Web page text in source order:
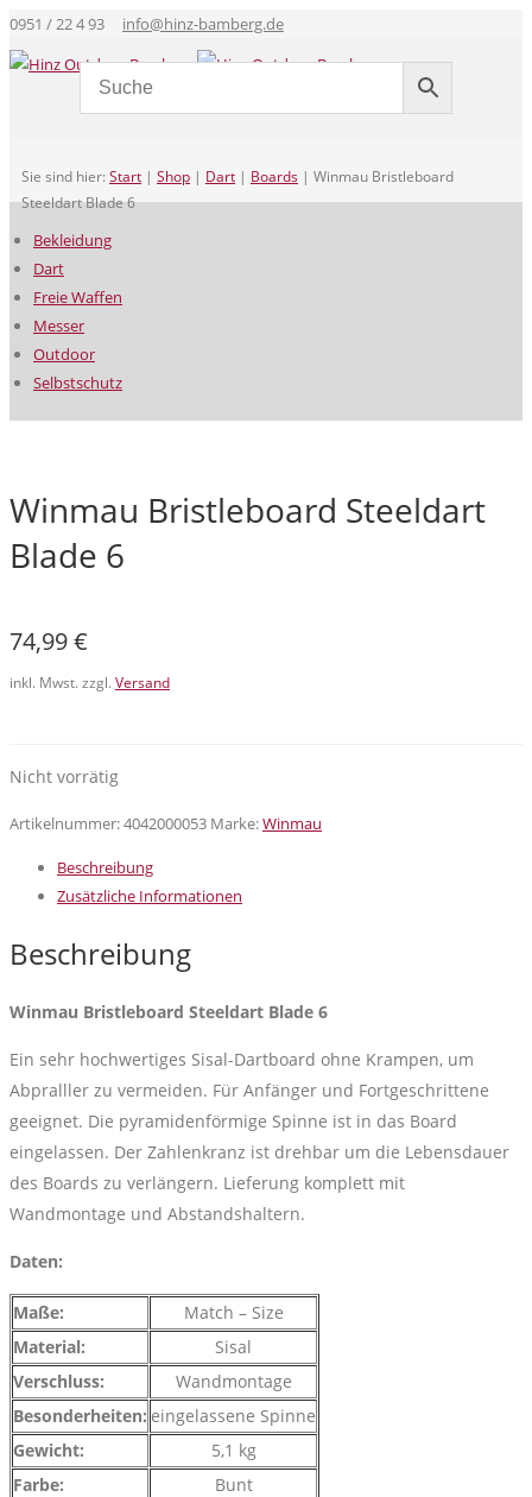
0951 / 22 4 93 info@hinz-bamberg.de
Sie sind hier: Start | Shop | Dart | Boards | Winmau Bristleboard
Steeldart Blade 6
Bekleidung
Dart
Freie Waffen
Messer
Outdoor
Selbstschutz
Winmau Bristleboard Steeldart
Blade 6
74,99€
inkl. Mwst. zzgl. Versand
Nicht vorrätig
Artikelnummer:4042000053 Marke:Winmau
Beschreibung
Zusätzliche Informationen
Beschreibung
Winmau Bristleboard Steeldart Blade 6
Ein sehr hochwertiges Sisal-Dartboard ohne Krampen, um
Abpralller zu vermeiden. Für Anfänger und Fortgeschrittene
geeignet. Die pyramidenförmige Spinne ist in das Board
eingelassen. Der Zahlenkranz ist drehbar um die Lebensdauer
des Boards zu verlängern. Lieferung komplett mit
Wandmontage und Abstandshaltern.
Daten:
Maße:
Match – Size
Material:
Sisal
Verschluss:
Wandmontage
Besonderheiten: eingelassene Spinne
Gewicht:
5,1 kg
Farbe:
Bunt